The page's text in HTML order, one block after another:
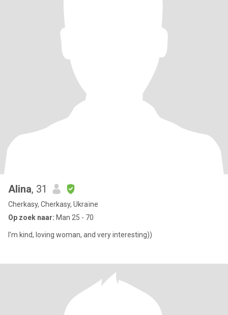
Alina, 31
Cherkasy, Cherkasy, Ukraïne
Op zoek naar: Man 25 - 70
I'm kind, loving woman, and very interesting))